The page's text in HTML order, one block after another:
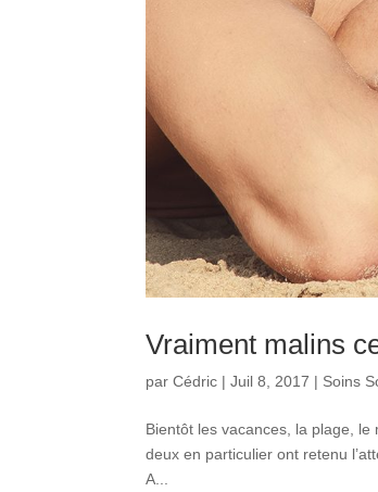
Vraiment malins
parCédric |Juil 8, 2017 | Soins
Bientôt les vacances, la plage,
deux en particulier ont retenu
A...